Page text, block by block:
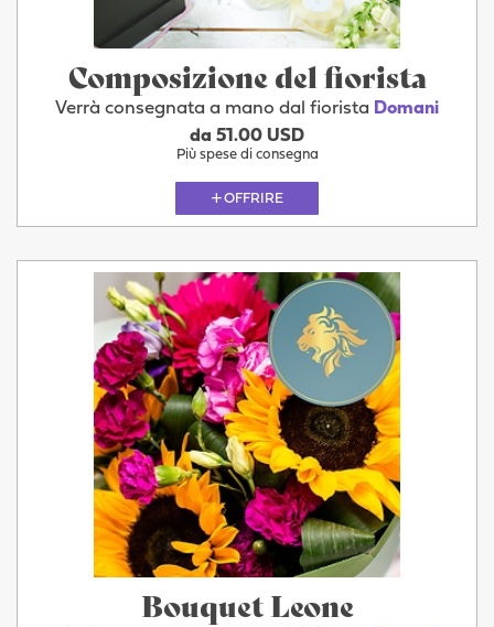
Composizione del fiorista
Verrà consegnata a mano dal fiorista Domani
da 51.00 USD
Più spese di consegna
OFFRIRE
Bouquet Leone